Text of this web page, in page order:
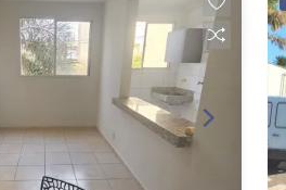
Pet | Banho e
Ribeirão Preto